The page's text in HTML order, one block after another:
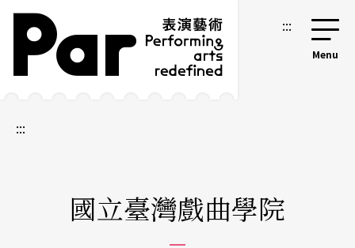
跳到主要內容區塊
網站導覽 :::
:::
國立臺灣戲曲學院